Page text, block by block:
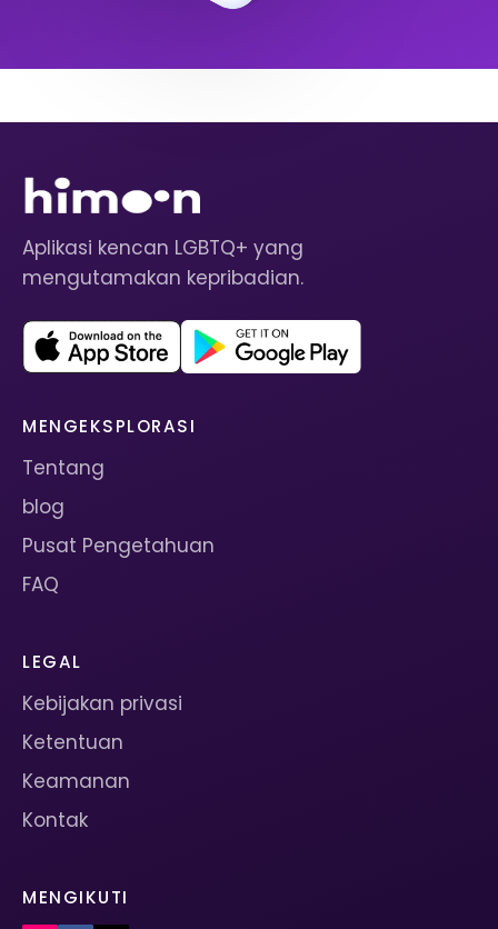
Aplikasi kencan LGBTQ+ yang
mengutamakan kepribadian.
MENGEKSPLORASI
Tentang
blog
Pusat Pengetahuan
FAQ
LEGAL
Kebijakan privasi
Ketentuan
Keamanan
Kontak
MENGIKUTI